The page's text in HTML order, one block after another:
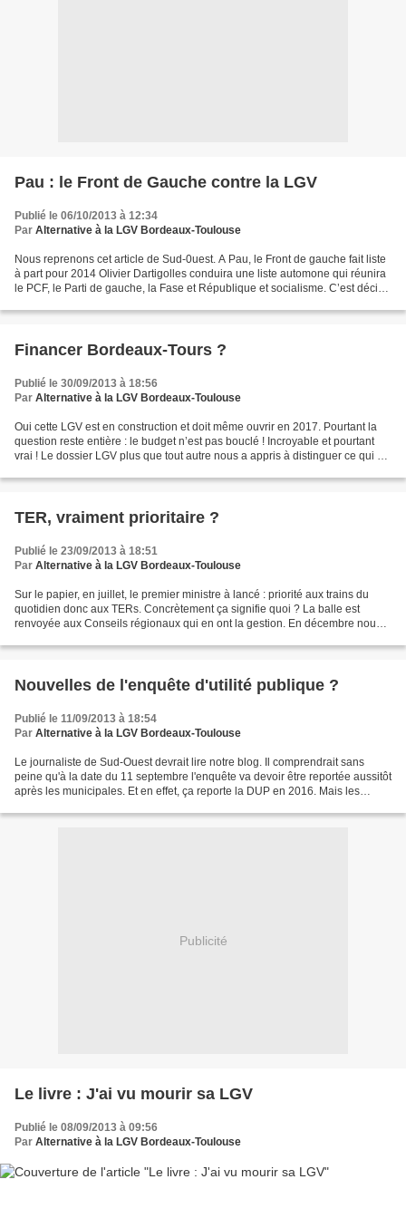
Pau : le Front de Gauche contre la LGV
Publié le 06/10/2013 à 12:34
Par Alternative à la LGV Bordeaux-Toulouse
Nous reprenons cet article de Sud-0uest. A Pau, le Front de gauche fait liste
à part pour 2014 Olivier Dartigolles conduira une liste automone qui réunira
le PCF, le Parti de gauche, la Fase et République et socialisme. C’est décidé
Financer Bordeaux-Tours ?
Publié le 30/09/2013 à 18:56
Par Alternative à la LGV Bordeaux-Toulouse
Oui cette LGV est en construction et doit même ouvrir en 2017. Pourtant la
question reste entière : le budget n’est pas bouclé ! Incroyable et pourtant
vrai ! Le dossier LGV plus que tout autre nous a appris à distinguer ce qui est
TER, vraiment prioritaire ?
Publié le 23/09/2013 à 18:51
Par Alternative à la LGV Bordeaux-Toulouse
Sur le papier, en juillet, le premier ministre à lancé : priorité aux trains du
quotidien donc aux TERs. Concrètement ça signifie quoi ? La balle est
renvoyée aux Conseils régionaux qui en ont la gestion. En décembre nous
Nouvelles de l'enquête d'utilité publique ?
Publié le 11/09/2013 à 18:54
Par Alternative à la LGV Bordeaux-Toulouse
Le journaliste de Sud-Ouest devrait lire notre blog. Il comprendrait sans
peine qu'à la date du 11 septembre l'enquête va devoir être reportée aussitôt
après les municipales. Et en effet, ça reporte la DUP en 2016. Mais les
Publicité
Le livre : J'ai vu mourir sa LGV
Publié le 08/09/2013 à 09:56
Par Alternative à la LGV Bordeaux-Toulouse